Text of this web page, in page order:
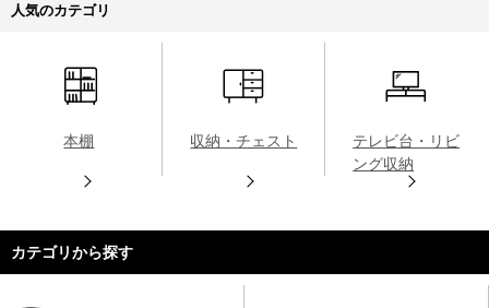
人気のカテゴリ
本棚 収納・チェスト
テレビ台・リビ
ング収納
カテゴリから探す